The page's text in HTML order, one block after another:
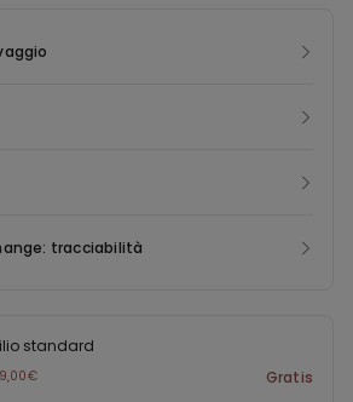
raggiunto il consumatore finale.
tracciabilità
standard
Gratis